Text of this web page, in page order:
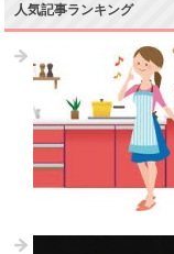
人気記事ランキング